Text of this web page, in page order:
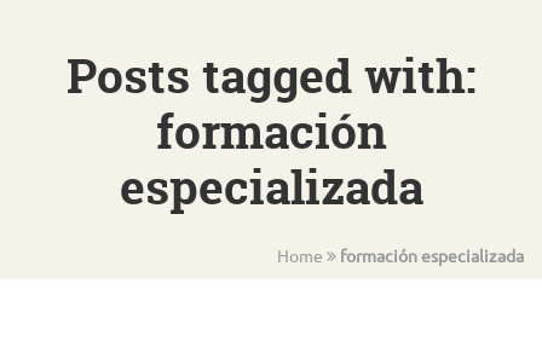
Posts tagged with:
formación
especializada
Home formación especializada